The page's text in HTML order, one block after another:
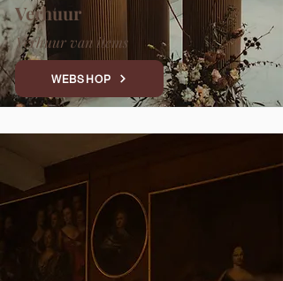
Verhuur
Verhuur van items
WEBSHOP